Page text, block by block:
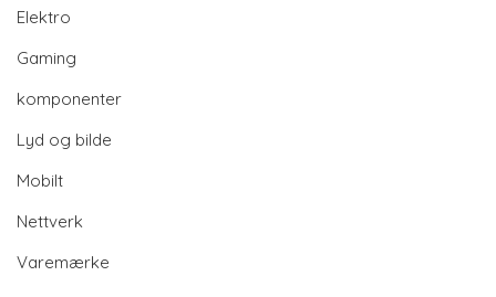
Elektro
Gaming
komponenter
Lyd og bilde
Mobilt
Nettverk
Varemærke